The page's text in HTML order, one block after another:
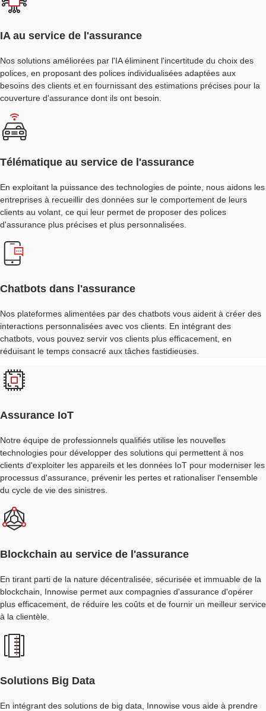
DE
CONFORMITÉ
DES
ASSURANCES
ERP
POUR
L'ASSURANCE
LOGICIEL
DE
GESTION
LA
RELATION
CLIENT
POUR
L'ASSURANCE
ANALYSE
DES
D'ASSURANCE
IA au service de l'assurance
Nos solutions améliorées par l'IA éliminent l'incertitude du choix des
polices, en proposant des polices individualisées adaptées aux
besoins des clients et en fournissant des estimations précises pour la
couverture d'assurance dont ils ont besoin.
Télématique au service de l'assurance
En exploitant la puissance des technologies de pointe, nous aidons les
entreprises à recueillir des données sur le comportement de leurs
clients au volant, ce qui leur permet de proposer des polices
d'assurance plus précises et plus personnalisées.
Chatbots dans l'assurance
Nos plateformes alimentées par des chatbots vous aident à créer des
interactions personnalisées avec vos clients. En intégrant des
chatbots, vous pouvez servir vos clients plus efficacement, en
réduisant le temps consacré aux tâches fastidieuses.
Assurance IoT
Notre équipe de professionnels qualifiés utilise les nouvelles
technologies pour développer des solutions qui permettent à nos
clients d'exploiter les appareils et les données IoT pour moderniser les
processus d'assurance, prévenir les pertes et rationaliser l'ensemble
du cycle de vie des sinistres.
Blockchain au service de l'assurance
En tirant parti de la nature décentralisée, sécurisée et immuable de la
blockchain, Innowise permet aux compagnies d'assurance d'opérer
plus efficacement, de réduire les coûts et de fournir un meilleur service
à la clientèle.
Solutions Big Data
En intégrant des solutions de big data, Innowise vous aide à prendre